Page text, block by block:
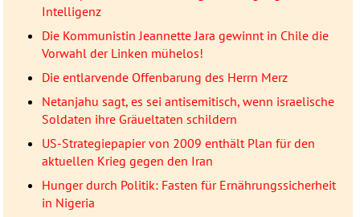
Intelligenz
Die Kommunistin Jeannette Jara gewinnt in Chile die
Vorwahl der Linken mühelos!
Die entlarvende Offenbarung des Herrn Merz
Netanjahu sagt, es sei antisemitisch, wenn israelische
Soldaten ihre Gräueltaten schildern
US-Strategiepapier von 2009 enthält Plan für den
aktuellen Krieg gegen den Iran
Hunger durch Politik: Fasten für Ernährungssicherheit
in Nigeria